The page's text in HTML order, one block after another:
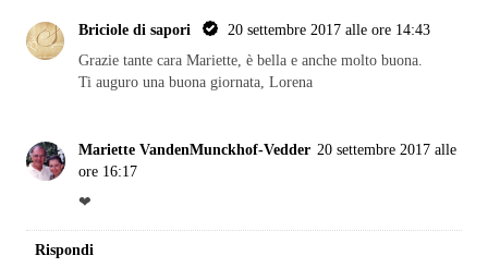
Briciole di sapori
20 settembre 2017 alle ore 14:43
Grazie tante cara Mariette, è bella e anche molto buona.
Ti auguro una buona giornata, Lorena
Mariette VandenMunckhof-Vedder 20 settembre 2017 alle
ore 16:17
❤
Rispondi